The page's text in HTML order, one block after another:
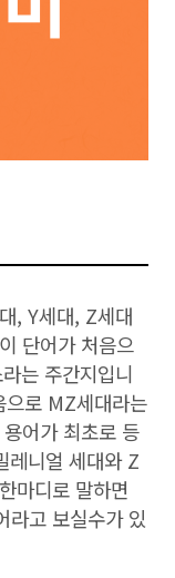
, Y세대, Z세대
단어가 처음으
는 주간지입니
로 MZ세대라는
어가 최초로 등
레니얼 세대와 Z
마디로 말하면
라고 보실수가 있